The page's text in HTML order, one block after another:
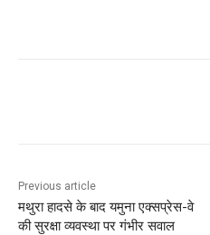
Previous article
मथुरा हादसे के बाद यमुना एक्सप्रेस-वे
की सुरक्षा व्यवस्था पर गंभीर सवाल